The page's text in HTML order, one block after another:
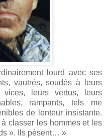
lourd avec ses
vautrés, soudés à leurs
leurs vertus, leurs
rampants, tels me
de lenteur insistante.
classer les hommes et les
». Ils pèsent… »